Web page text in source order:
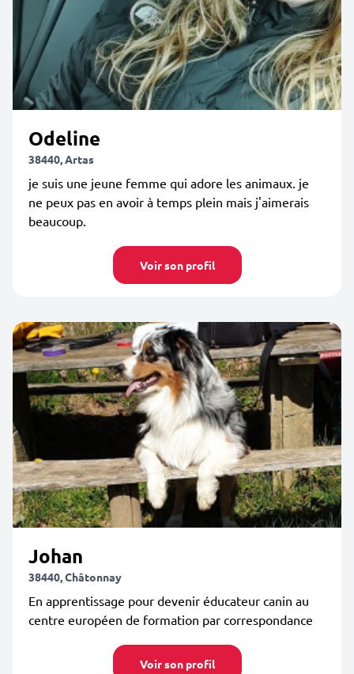
Odeline
38440, Artas
je suis une jeune femme qui adore les animaux. je
ne peux pas en avoir à temps plein mais j'aimerais
beaucoup.
Voir son profil
Johan
38440, Châtonnay
En apprentissage pour devenir éducateur canin au
centre européen de formation par correspondance
Voir son profil